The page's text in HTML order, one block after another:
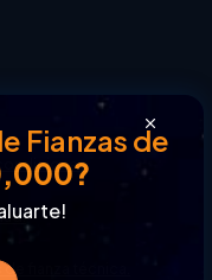
Fianzas de
fianza técnica.